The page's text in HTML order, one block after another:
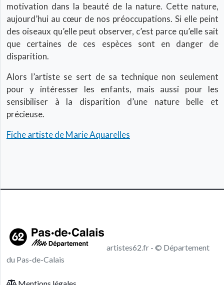
motivation dans la beauté de la nature. Cette nature,
aujourd’hui au cœur de nos préoccupations. Si elle peint
des oiseaux qu’elle peut observer, c’est parce qu’elle sait
que certaines de ces espèces sont en danger de
disparition.
Alors l’artiste se sert de sa technique non seulement
pour y intéresser les enfants, mais aussi pour les
sensibiliser à la disparition d’une nature belle et
précieuse.
Fiche artiste de Marie Aquarelles
artistes62.fr - © Département
du Pas-de-Calais
Footer menu